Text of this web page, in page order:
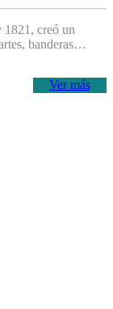
1821, creó un
banderas…
Ver más